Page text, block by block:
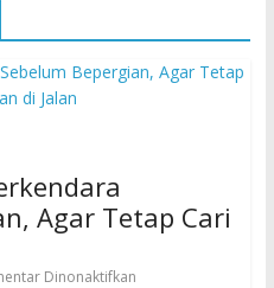
Agar Tetap Cari
Dinonaktifkan